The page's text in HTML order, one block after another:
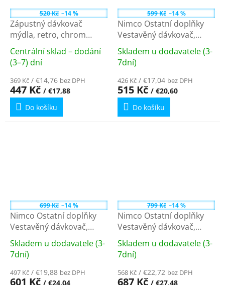
520 Kč –14 %
Zápustný dávkovač
mýdla, retro, chrom
SP002
Průměrné
hodnocení
produktu
je
5,0
z
5
Centrální sklad – dodání
(3–7) dní
369 Kč / €14,76 bez DPH
447 Kč / €17,88
Do košíku
599 Kč –14 %
Nimco Ostatní doplňky
Vestavěný dávkovač,
pumpa 27 mm UN 2031V-
26
Průměrné
hodnocení
produktu
je
5,0
z
5
Skladem u dodavatele (3-
7dní)
426 Kč / €17,04 bez DPH
515 Kč / €20,60
Do košíku
699 Kč –14 %
Nimco Ostatní doplňky
Vestavěný dávkovač,
pumpa 35 mm UN 4031V-
26
Průměrné
hodnocení
produktu
Skladem u dodavatele (3-
7dní)
497 Kč / €19,88 bez DPH
601 Kč / €24,04
799 Kč –14 %
Nimco Ostatní doplňky
Vestavěný dávkovač,
pumpa 35 mm + hadička
UN 6031V-26
Průměrné
hodnocení
produktu
Skladem u dodavatele (3-
7dní)
568 Kč / €22,72 bez DPH
687 Kč / €27,48